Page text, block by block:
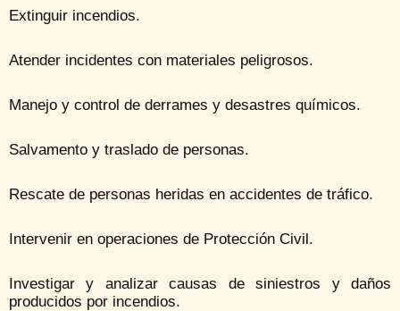
Extinguir incendios.
Atender incidentes con materiales peligrosos.
Manejo y control de derrames y desastres químicos.
Salvamento y traslado de personas.
Rescate de personas heridas en accidentes de tráfico.
Intervenir en operaciones de Protección Civil.
Investigar y analizar causas de siniestros y daños
producidos por incendios.